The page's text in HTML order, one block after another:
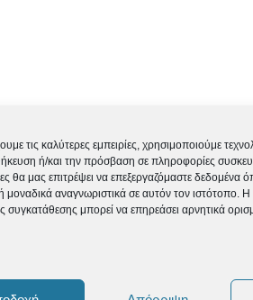
τις καλύτερες εμπειρίες, χρησιμοποιούμε
ή/και την πρόσβαση σε πληροφορίες
θα μας επιτρέψει να επεξεργαζόμαστε
μοναδικά αναγνωριστικά σε αυτόν τον ιστότοπο.
συγκατάθεσης μπορεί να επηρεάσει αρνητικά
Εγγύηση ποδηλάτων
Δευ-Τετ-Σαβ 09:00-15:00 | Τρι-Πεμ-
18:00 | Κυρ ΚΛΕΙΣΤΑ